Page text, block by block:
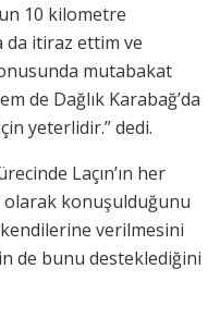
10 kilometre
da itiraz ettim ve
mutabakat
de Dağlık Karabağ’da
yeterlidir.” dedi.
Laçın’ın her
olarak konuşulduğunu
verilmesini
de bunu desteklediğini